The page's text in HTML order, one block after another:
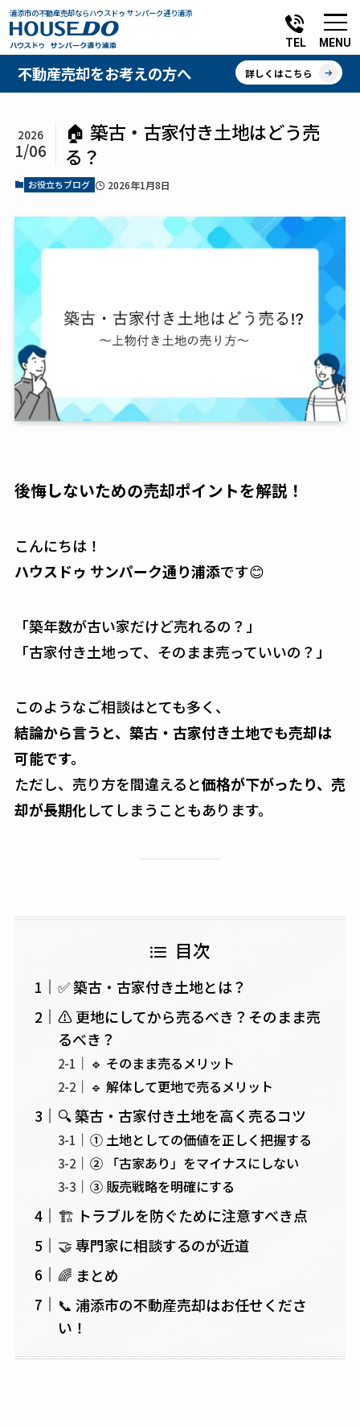
浦添市の不動産売却ならハウスドゥ サンパーク通り浦添
TEL
不動産売却をお考えの方へ 詳しくはこちら
MENU
🏠 築古・古家付き土地はどう売
る？
2026
1/06
お役立ちブログ 2026年1月8日
後悔しないための売却ポイントを解説！
こんにちは！
ハウスドゥ サンパーク通り浦添です😊
「築年数が古い家だけど売れるの？」
「古家付き土地って、そのまま売っていいの？」
このようなご相談はとても多く、
結論から言うと、築古・古家付き土地でも売却は
可能です。
ただし、売り方を間違えると価格が下がったり、売
却が長期化してしまうこともあります。
目次
✅ 築古・古家付き土地とは？
⚠ 更地にしてから売るべき？そのまま売
るべき？
🔹 そのまま売るメリット
🔹 解体して更地で売るメリット
🔍 築古・古家付き土地を高く売るコツ
① 土地としての価値を正しく把握する
② 「古家あり」をマイナスにしない
③ 販売戦略を明確にする
🏗 トラブルを防ぐために注意すべき点
🤝 専門家に相談するのが近道
🌈 まとめ
📞 浦添市の不動産売却はお任せくださ
い！